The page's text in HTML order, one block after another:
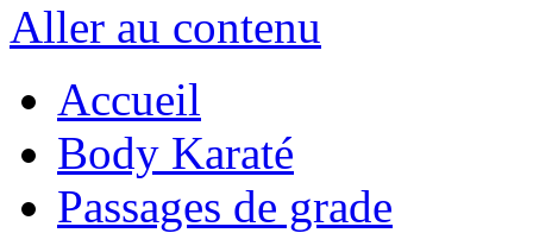
Aller au contenu
Accueil
Body Karaté
Passages de grade